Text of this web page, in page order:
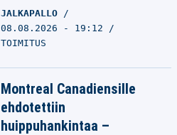
JALKAPALLO
08.08.2026 - 19:12
TOIMITUS
Montreal Canadiensille
ehdotettiin
huippuhankintaa –